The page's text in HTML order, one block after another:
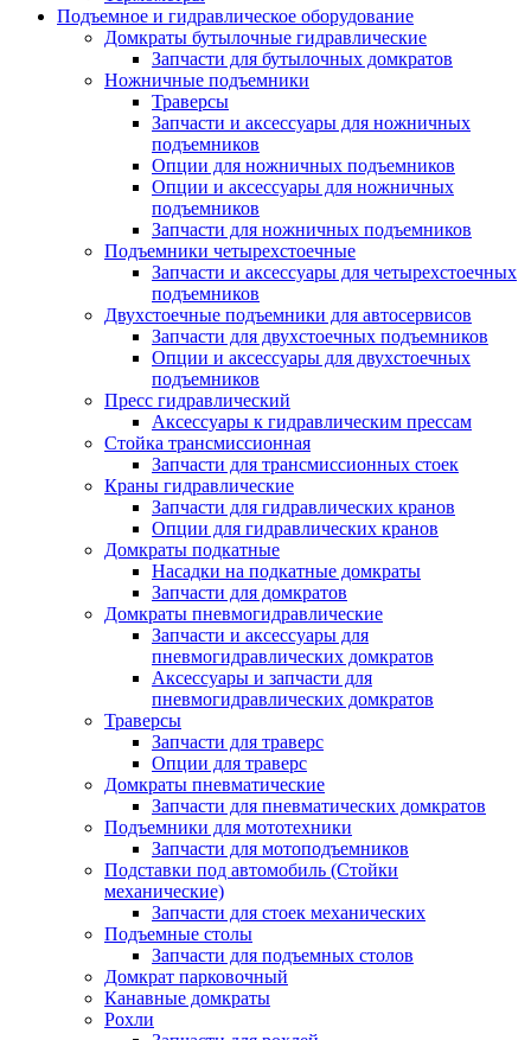
Подъемное и гидравлическое оборудование
Домкраты бутылочные гидравлические
Запчасти для бутылочных домкратов
Ножничные подъемники
Траверсы
Запчасти и аксессуары для ножничных
подъемников
Опции для ножничных подъемников
Опции и аксессуары для ножничных
подъемников
Запчасти для ножничных подъемников
Подъемники четырехстоечные
Запчасти и аксессуары для четырехстоечных
подъемников
Двухстоечные подъемники для автосервисов
Запчасти для двухстоечных подъемников
Опции и аксессуары для двухстоечных
подъемников
Пресс гидравлический
Аксессуары к гидравлическим прессам
Стойка трансмиссионная
Запчасти для трансмиссионных стоек
Краны гидравлические
Запчасти для гидравлических кранов
Опции для гидравлических кранов
Домкраты подкатные
Насадки на подкатные домкраты
Запчасти для домкратов
Домкраты пневмогидравлические
Запчасти и аксессуары для
пневмогидравлических домкратов
Аксессуары и запчасти для
пневмогидравлических домкратов
Траверсы
Запчасти для траверс
Опции для траверс
Домкраты пневматические
Запчасти для пневматических домкратов
Подъемники для мототехники
Запчасти для мотоподъемников
Подставки под автомобиль (Стойки
механические)
Запчасти для стоек механических
Подъемные столы
Запчасти для подъемных столов
Домкрат парковочный
Канавные домкраты
Рохли